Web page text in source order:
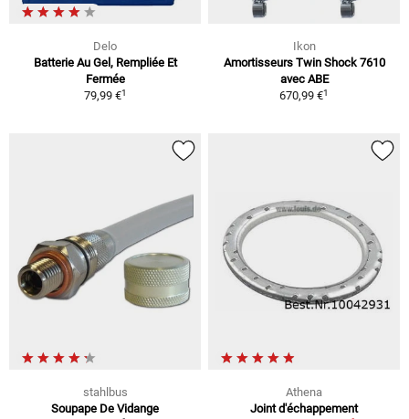
Delo
Batterie Au Gel, Rempliée Et
Fermée
79,99 €1
Ikon
Amortisseurs Twin Shock 7610
avec ABE
670,99 €1
stahlbus
Soupape De Vidange
Athena
Joint d'échappement